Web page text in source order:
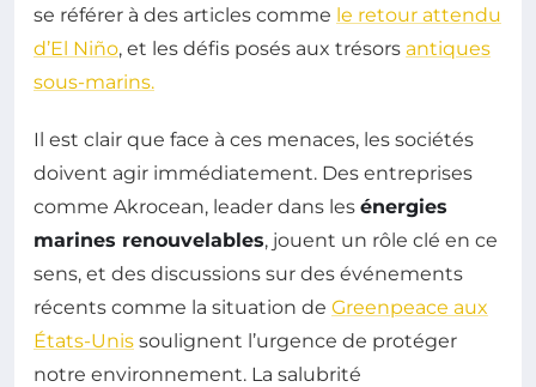
se référer à des articles comme le retour attendu
d’El Niño, et les défis posés aux trésors antiques
sous-marins.
Il est clair que face à ces menaces, les sociétés
doivent agir immédiatement. Des entreprises
comme Akrocean, leader dans les énergies
marines renouvelables, jouent un rôle clé en ce
sens, et des discussions sur des événements
récents comme la situation de Greenpeace aux
États-Unis soulignent l’urgence de protéger
notre environnement. La salubrité